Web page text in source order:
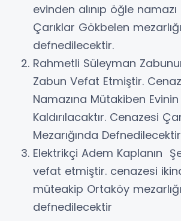
evinden alınıp öğle
Çarıklar Gökbelen
defnedilecektir.
Rahmetli Süleyman
Zabun Vefat Etmiştir.
Namazına Mütakiben
Kaldırılacaktır. Cenazesi
Mezarığında
Elektrikçi Adem Kaplanın
vefat etmiştir. cenazesi
müteakip Ortaköy
defnedilecektir